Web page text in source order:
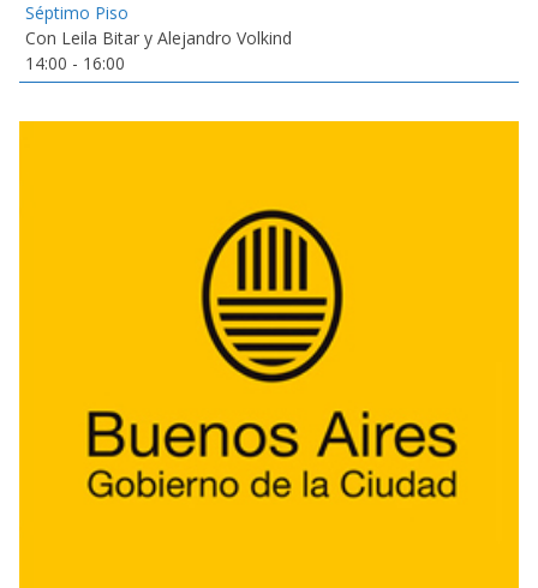
Séptimo Piso
Con Leila Bitar y Alejandro Volkind
14:00 - 16:00